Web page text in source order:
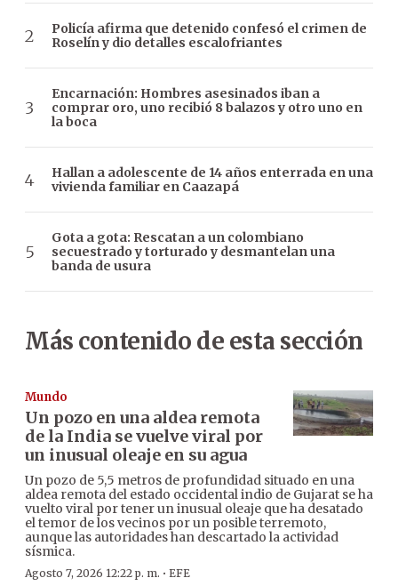
Policía afirma que detenido confesó el crimen de
Roselín y dio detalles escalofriantes
Encarnación: Hombres asesinados iban a
comprar oro, uno recibió 8 balazos y otro uno en
la boca
Hallan a adolescente de 14 años enterrada en una
vivienda familiar en Caazapá
Gota a gota: Rescatan a un colombiano
secuestrado y torturado y desmantelan una
banda de usura
Más contenido de esta sección
Mundo
Un pozo en una aldea remota
de la India se vuelve viral por
un inusual oleaje en su agua
Un pozo de 5,5 metros de profundidad situado en una
aldea remota del estado occidental indio de Gujarat se ha
vuelto viral por tener un inusual oleaje que ha desatado
el temor de los vecinos por un posible terremoto,
aunque las autoridades han descartado la actividad
sísmica.
Agosto 7, 2026 12:22 p. m. · EFE